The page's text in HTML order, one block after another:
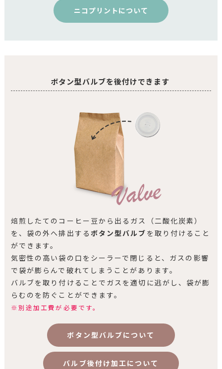
ニコプリントについて
ボタン型バルブを後付けできます
焙煎したてのコーヒー豆から出るガス（二酸化炭素）
を、袋の外へ排出する ボタン型バルブ を取り付けること
ができます。
気密性の高い袋の口をシーラーで閉じると、ガスの影響
で袋が膨らんで破れてしまうことがあります。
バルブを取り付けることでガスを適切に逃がし、袋が膨
らむのを防ぐことができます。
※別途加工費が必要です。
ボタン型バルブについて
バルブ後付け加工について